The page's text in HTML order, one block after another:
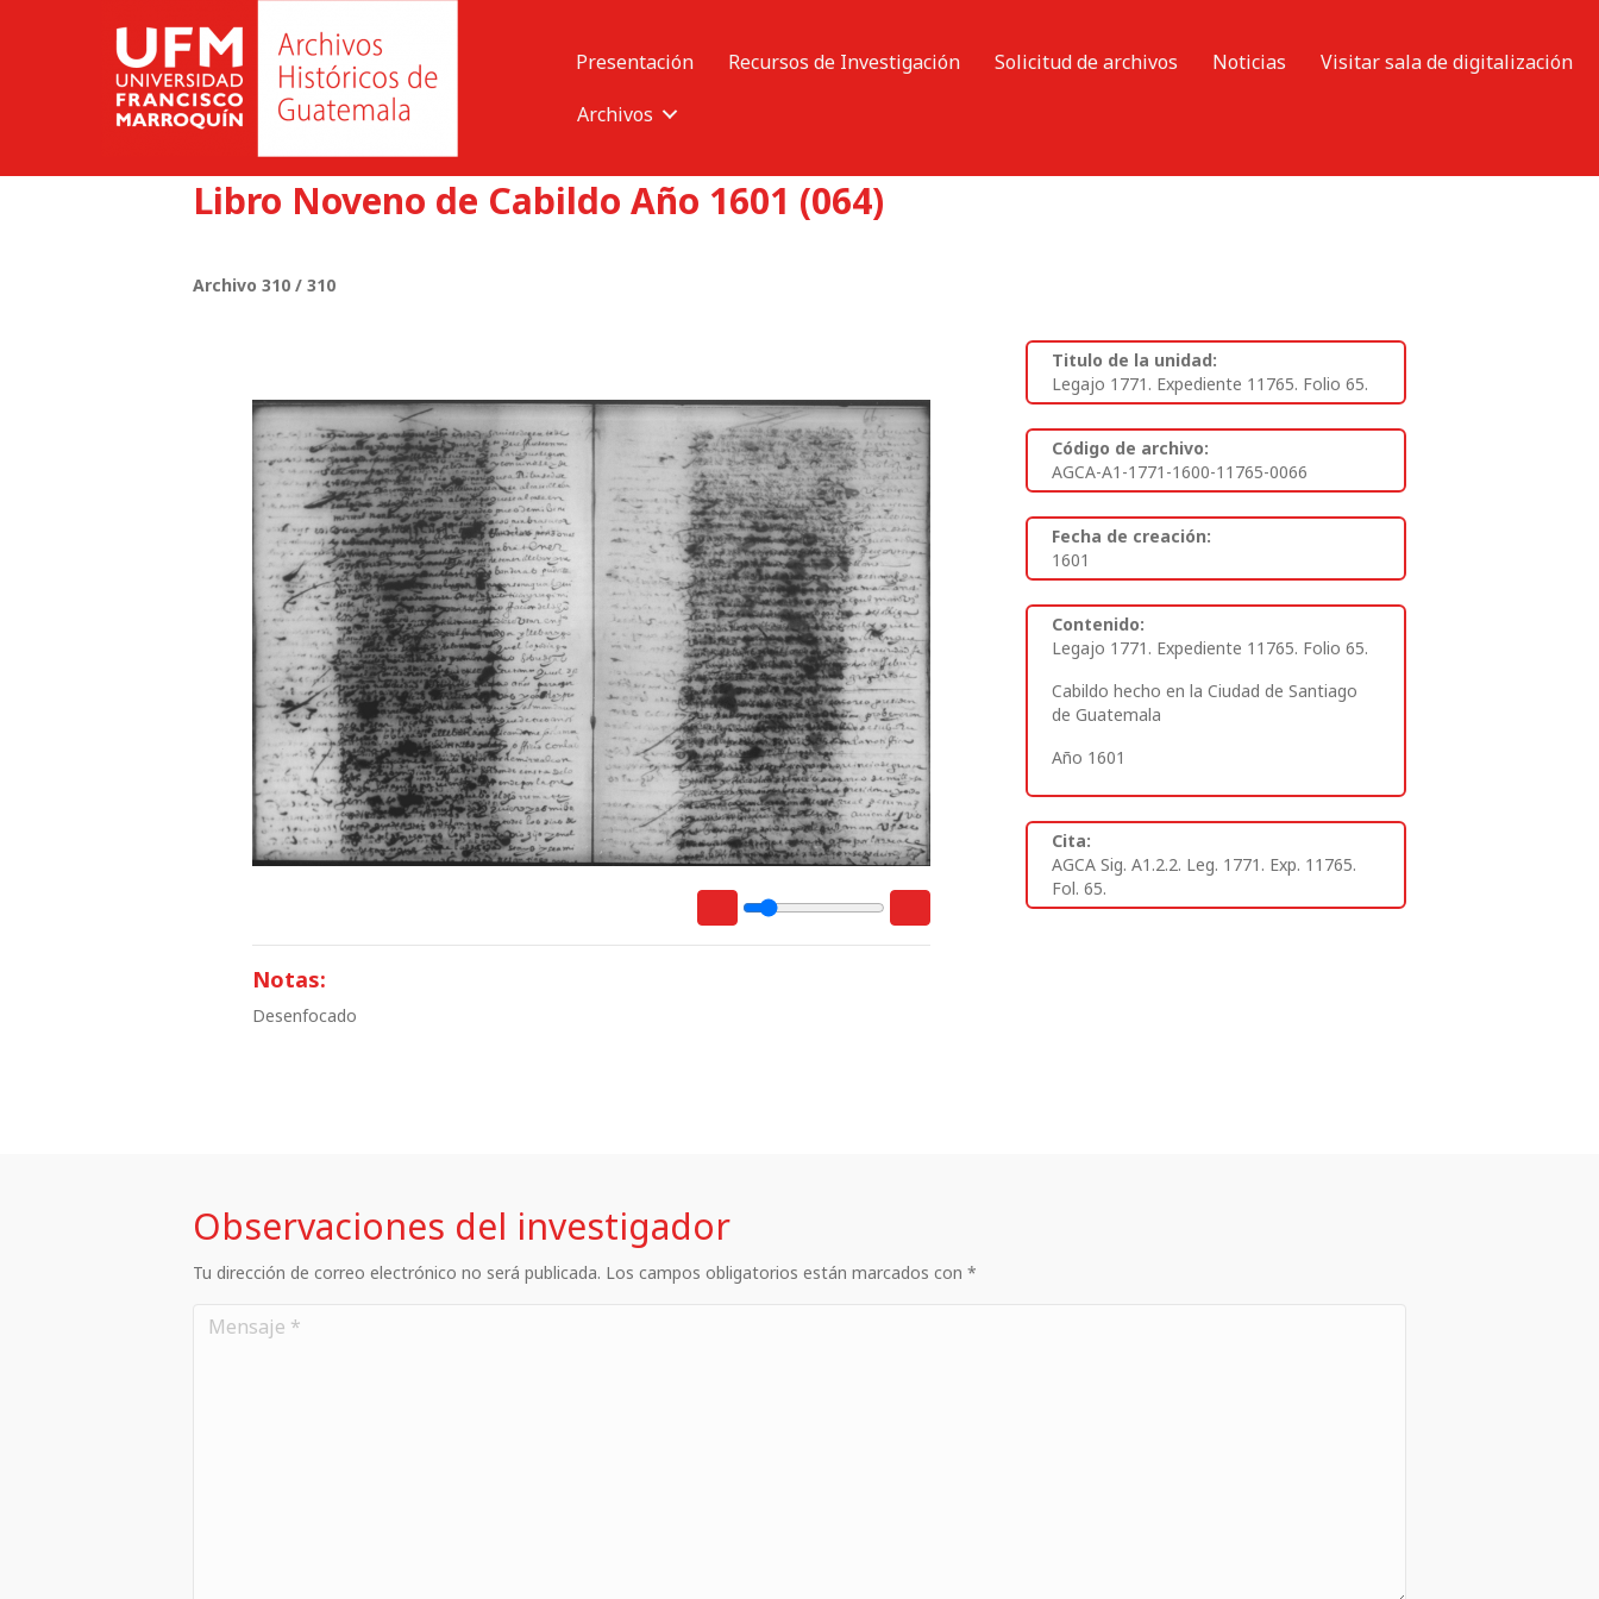
Presentación Recursos de Investigación Solicitud de archivos Noticias
Visitar sala de digitalización
Archivos
Libro Noveno de Cabildo Año 1601 (064)
Archivo 310 / 310
Notas:
Desenfocado
Titulo de la unidad:
Legajo 1771. Expediente 11765. Folio 65.
Código de archivo:
AGCA-A1-1771-1600-11765-0066
Fecha de creación:
1601
Contenido:
Legajo 1771. Expediente 11765. Folio 65.
Cabildo hecho en la Ciudad de Santiago
de Guatemala
Año 1601
Cita:
AGCA Sig. A1.2.2. Leg. 1771. Exp. 11765.
Fol. 65.
Observaciones del investigador
Tu dirección de correo electrónico no será publicada. Los campos obligatorios están marcados con *